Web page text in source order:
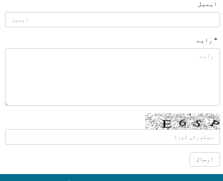
ایمیل
* رایے